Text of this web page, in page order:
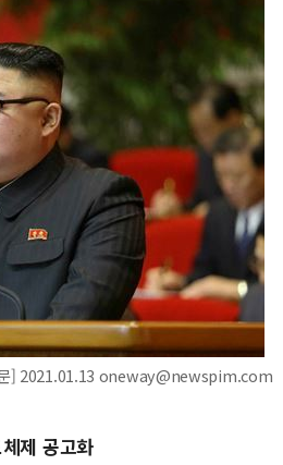
문] 2021.01.13 oneway@newspim.com
제 공고화